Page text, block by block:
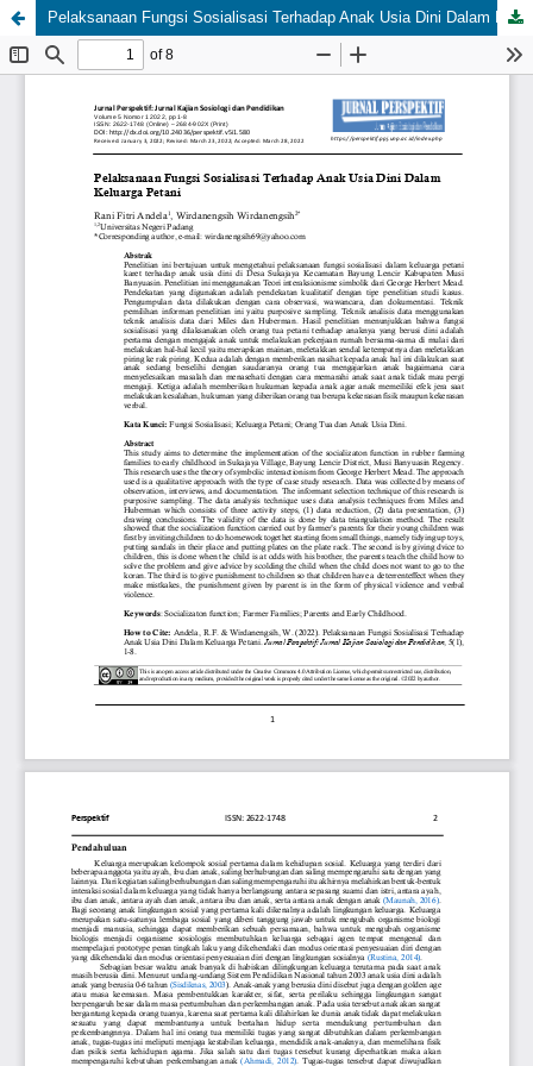
Pelaksanaan Fungsi Sosialisasi Terhadap Anak Usia Dini Dalam Keluarga Petani